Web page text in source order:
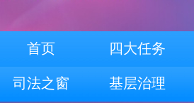
首页 四大任务
司法之窗 基层治理